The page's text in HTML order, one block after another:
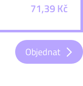
71,39 Kč
Objednat